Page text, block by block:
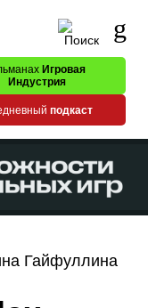
Игровая
Индустрия
подкаст
Гайфуллина